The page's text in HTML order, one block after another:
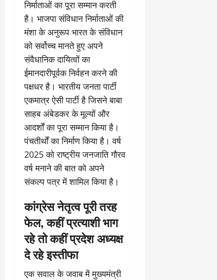
निर्माताओं का पूरा सम्मान करती
है। भाजपा संविधान निर्माताओं की
मंशा के अनुरूप भारत के संविधान
को सर्वोच्च मानते हुए अपने
संवैधानिक दायित्वों का
ईमानदारीपूर्वक निर्वहन करने की
पक्षधर है। भारतीय जनता पार्टी
एकमात्र ऐसी पार्टी है जिसने बाबा
साहब अंबेडकर के मूल्यों और
आदर्शों का पूरा सम्मान किया है।
पंचतीर्थों का निर्माण किया है। वर्ष
2025 को राष्ट्रीय जनजाति गौरव
वर्ष मनाने की बात को अपने
संकल्प पत्र में शामिल किया है।
कांग्रेस नेतृत्व पूरी तरह
फेल, कहीं प्रत्याशी भाग
रहे तो कहीं प्रदेश अध्यक्ष
दे रहे इस्तीफा
एक सवाल के जवाब में मुख्यमंत्री